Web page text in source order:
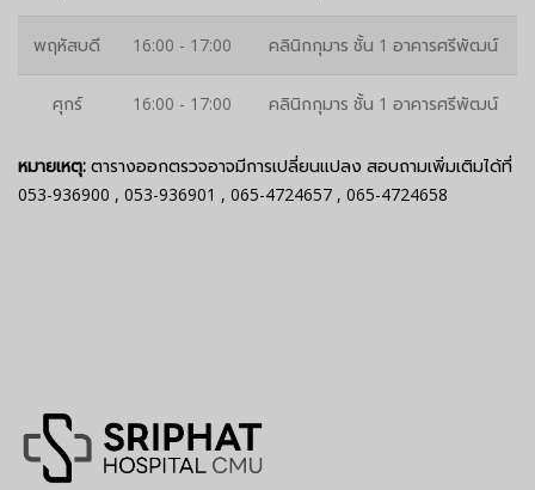
พฤหัสบดี 16:00 - 17:00 คลินิกกุมาร ชั้น 1 อาคารศรีพัฒน์
ศุกร์ 16:00 - 17:00 คลินิกกุมาร ชั้น 1 อาคารศรีพัฒน์
หมายเหตุ: ตารางออกตรวจอาจมีการเปลี่ยนแปลง สอบถามเพิ่มเติมได้ที่
053-936900 , 053-936901 , 065-4724657 , 065-4724658